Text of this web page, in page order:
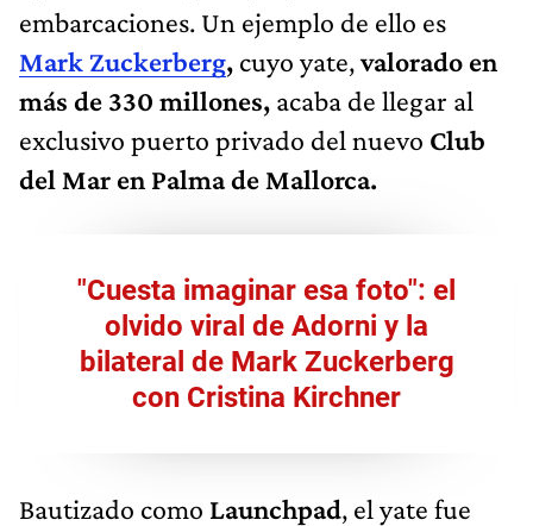
embarcaciones. Un ejemplo de ello es
Mark Zuckerberg, cuyo yate,valorado en
más de 330 millones, acaba de llegar al
exclusivo puerto privado del nuevo Club
del Mar en Palma de Mallorca.
"Cuesta imaginar esa foto": el
olvido viral de Adorni y la
bilateral de Mark Zuckerberg
con Cristina Kirchner
Bautizado como Launchpad, el yate fue